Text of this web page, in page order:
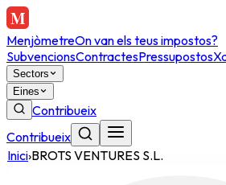
MenjòmetreOn van els teus impostos?
SubvencionsContractesPressupostos
Sectors
Eines
Contribueix
Contribueix
Inici›BROTS VENTURES S.L.